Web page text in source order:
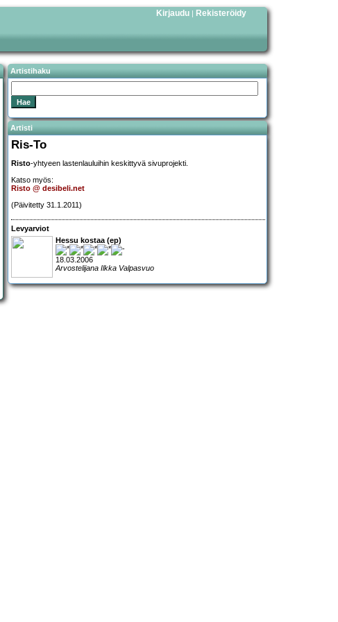
Kirjaudu | Rekisteröidy
Artistihaku
Artisti
Ris-To
Risto-yhtyeen lastenlauluihin keskittyvä sivuprojekti.
Katso myös:
Risto @ desibeli.net
(Päivitetty 31.1.2011)
Levyarviot
Hessu kostaa (ep)
18.03.2006
Arvostelijana Ilkka Valpasvuo